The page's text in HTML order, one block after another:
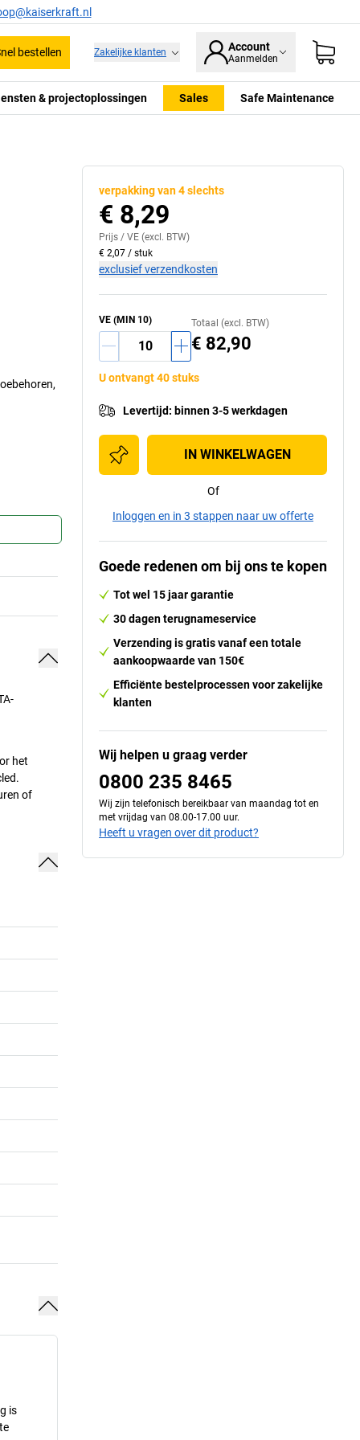
bestellen Zakelijke klanten Account
Aanmelden
& projectoplossingen Sales Safe Maintenance
het
of
is
verpakking van 4 slechts
€ 8,29
Prijs / VE (excl. BTW)
€ 2,07 / stuk
exclusief verzendkosten
VE (MIN 10) Totaal (excl. BTW)
€ 82,90
U ontvangt 40 stuks
Levertijd: binnen 3-5 werkdagen
IN WINKELWAGEN
Of
Inloggen en in 3 stappen naar uw offerte
Goede redenen om bij ons te kopen
Tot wel 15 jaar garantie
30 dagen terugnameservice
Verzending is gratis vanaf een totale
aankoopwaarde van 150€
Efficiënte bestelprocessen voor zakelijke
klanten
Wij helpen u graag verder
0800 235 8465
Wij zijn telefonisch bereikbaar van maandag tot en
met vrijdag van 08.00-17.00 uur.
Heeft u vragen over dit product?